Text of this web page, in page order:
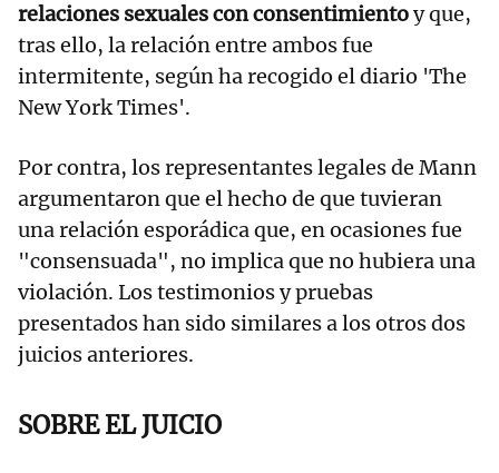
relaciones sexuales con consentimientoy que,
tras ello, la relación entre ambos fue
intermitente, según ha recogido el diario 'The
New York Times'.
Por contra, los representantes legales de Mann
argumentaron que el hecho de que tuvieran
una relación esporádica que, en ocasiones fue
"consensuada", no implica que no hubiera una
violación. Los testimonios y pruebas
presentados han sido similares a los otros dos
juicios anteriores.
SOBRE EL JUICIO